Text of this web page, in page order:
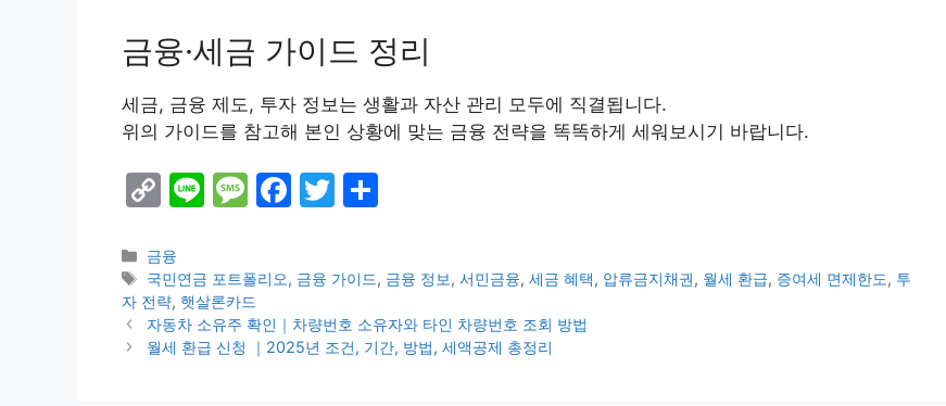
금융·세금 가이드 정리
세금, 금융 제도, 투자 정보는 생활과 자산 관리 모두에 직결됩니다.
위의 가이드를 참고해 본인 상황에 맞는 금융 전략을 똑똑하게 세워보시기 바랍니다.
C
p
y
Li
n
Li M
s
a
g
F
e
b
o
T
er e
Categories
금융
Tags
국민연금 포트폴리오, 금융 가이드, 금융 정보,서민금융,세금 혜택, 압류금지채권, 월세 환급, 증여세 면제한도, 투
자 전략, 햇살론카드
자동차 소유주 확인｜차량번호 소유자와 타인 차량번호 조회 방법
월세 환급 신청 ｜2025년 조건, 기간, 방법, 세액공제 총정리